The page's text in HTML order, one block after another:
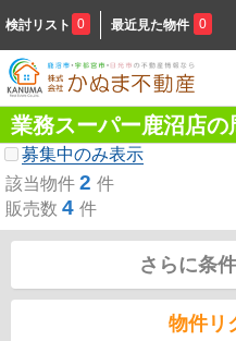
検討リスト 0 最近見た物件 0
業務スーパー鹿沼店の
募集中のみ表示
該当物件 2 件
販売数 4 件
さらに条
物件リ